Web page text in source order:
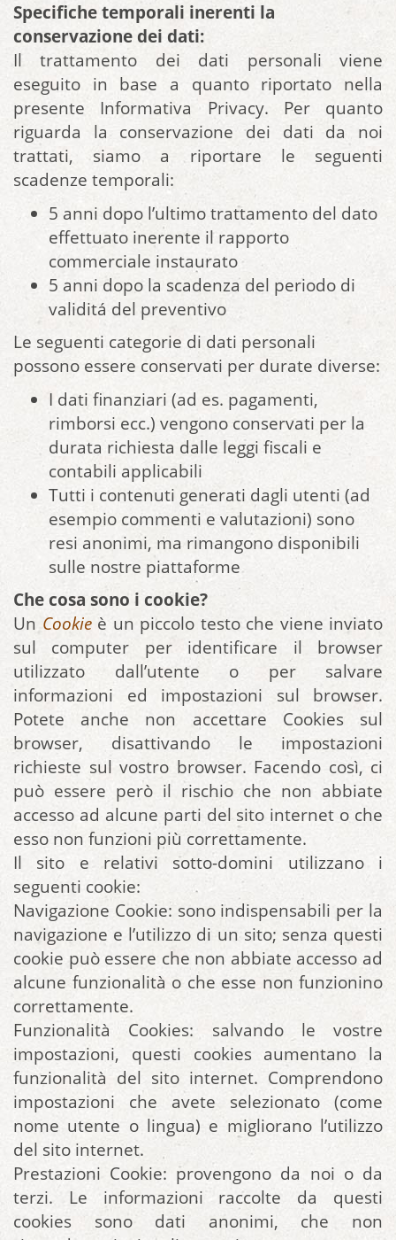
Specifiche temporali inerenti la
conservazione dei dati:
Il trattamento dei dati personali viene
eseguito in base a quanto riportato nella
presente Informativa Privacy. Per quanto
riguarda la conservazione dei dati da noi
trattati, siamo a riportare le seguenti
scadenze temporali:
5 anni dopo l’ultimo trattamento del dato
effettuato inerente il rapporto
commerciale instaurato
5 anni dopo la scadenza del periodo di
validitá del preventivo
Le seguenti categorie di dati personali
possono essere conservati per durate diverse:
I dati finanziari (ad es. pagamenti,
rimborsi ecc.) vengono conservati per la
durata richiesta dalle leggi fiscali e
contabili applicabili
Tutti i contenuti generati dagli utenti (ad
esempio commenti e valutazioni) sono
resi anonimi, ma rimangono disponibili
sulle nostre piattaforme
Che cosa sono i cookie?
Un Cookieè un piccolo testo che viene inviato
sul computer per identificare il browser
utilizzato dall’utente o per salvare
informazioni ed impostazioni sul browser.
Potete anche non accettare Cookies sul
browser, disattivando le impostazioni
richieste sul vostro browser. Facendo così, ci
può essere però il rischio che non abbiate
accesso ad alcune parti del sito internet o che
esso non funzioni più correttamente.
Il sito e relativi sotto-domini utilizzano i
seguenti cookie:
Navigazione Cookie: sono indispensabili per la
navigazione e l’utilizzo di un sito; senza questi
cookie può essere che non abbiate accesso ad
alcune funzionalità o che esse non funzionino
correttamente.
Funzionalità Cookies: salvando le vostre
impostazioni, questi cookies aumentano la
funzionalità del sito internet. Comprendono
impostazioni che avete selezionato (come
nome utente o lingua) e migliorano l’utilizzo
del sito internet.
Prestazioni Cookie: provengono da noi o da
terzi. Le informazioni raccolte da questi
cookies sono dati anonimi, che non